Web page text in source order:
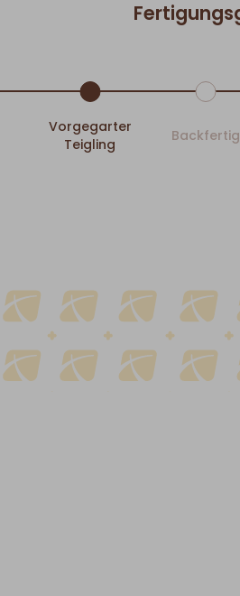
Vorgegarter
Teigling
Backfertig